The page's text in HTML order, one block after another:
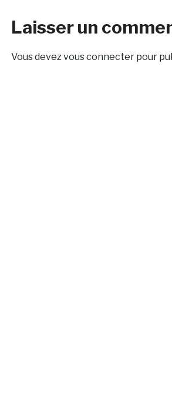
Laisser un
Vous devezvous connecterpour